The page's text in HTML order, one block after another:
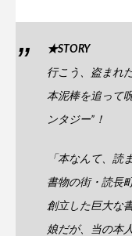
★STORY
行こう、盗まれ
本泥棒を追って
ンタジー”！
「本なんて、読
書物の街・読長
創立した巨大な
娘だが、当の本